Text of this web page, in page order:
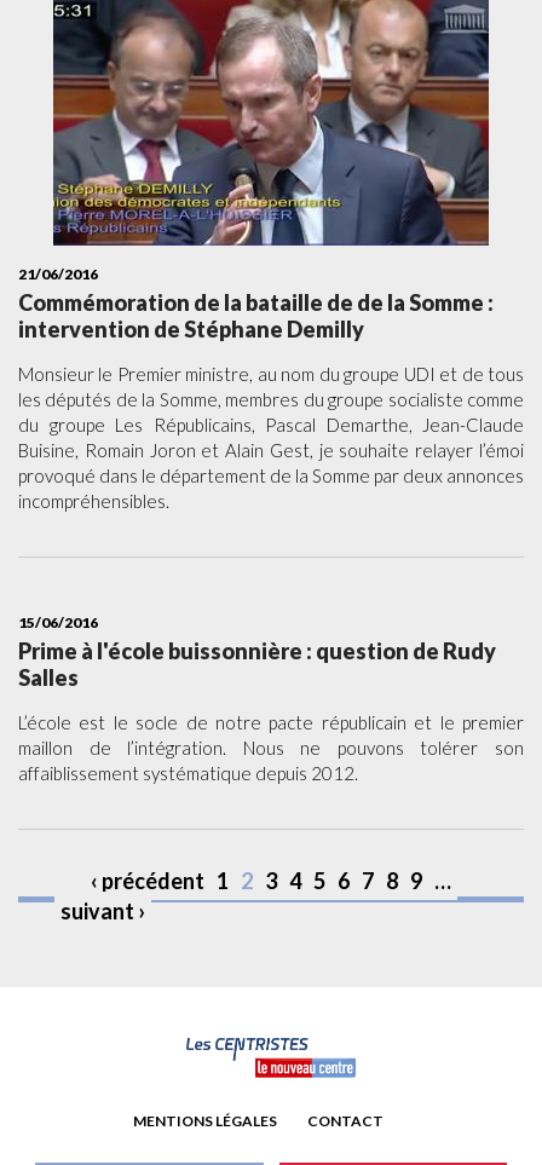
21/06/2016
Commémoration de la bataille de de la Somme :
intervention de Stéphane Demilly
Monsieur le Premier ministre, au nom du groupe UDI et de tous
les députés de la Somme, membres du groupe socialiste comme
du groupe Les Républicains, Pascal Demarthe, Jean-Claude
Buisine, Romain Joron et Alain Gest, je souhaite relayer l’émoi
provoqué dans le département de la Somme par deux annonces
incompréhensibles.
15/06/2016
Prime à l'école buissonnière : question de Rudy
Salles
L’école est le socle de notre pacte républicain et le premier
maillon de l’intégration. Nous ne pouvons tolérer son
affaiblissement systématique depuis 2012.
‹ précédent 1 2 3 4 5 6 7 8 9 …
suivant ›
MENTIONS LÉGALES CONTACT